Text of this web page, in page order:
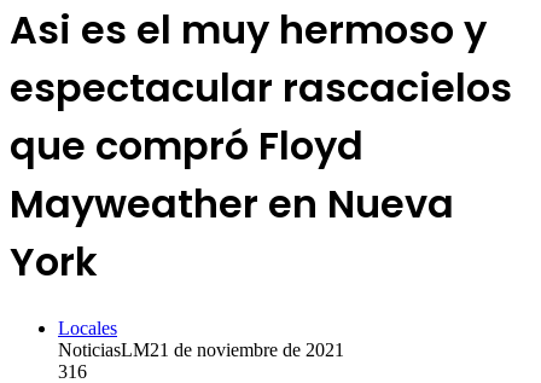
Asi es el muy hermoso y
espectacular rascacielos
que compró Floyd
Mayweather en Nueva
York
Locales
NoticiasLM21 de noviembre de 2021
316